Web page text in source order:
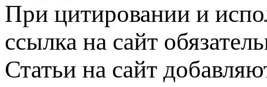
При цитировании и
ссылка на сайт
Статьи на сайт